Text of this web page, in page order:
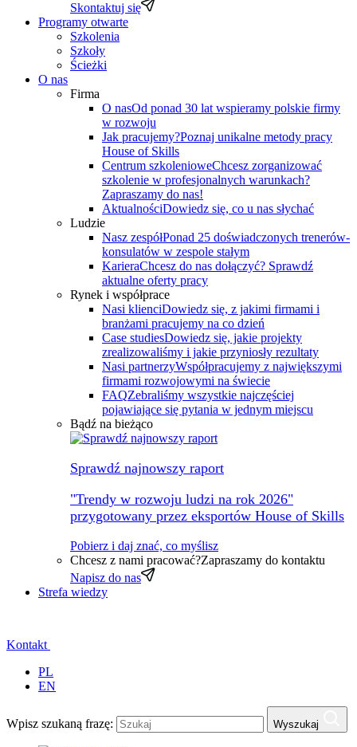
Skontaktuj się
Programy otwarte
Szkolenia
Szkoły
Ścieżki
O nas
Firma
O nasOd ponad 30 lat wspieramy polskie firmy
w rozwoju
Jak pracujemy?Poznaj unikalne metody pracy
House of Skills
Centrum szkolenioweChcesz zorganizować
szkolenie w profesjonalnych warunkach?
Zapraszamy do nas!
AktualnościDowiedz się, co u nas słychać
Ludzie
Nasz zespółPonad 25 doświadczonych trenerów-
konsulatów w zespole stałym
KarieraChcesz do nas dołączyć? Sprawdź
aktualne oferty pracy
Rynek i współprace
Nasi klienciDowiedz się, z jakimi firmami i
branżami pracujemy na co dzień
Case studiesDowiedz się, jakie projekty
zrealizowaliśmy i jakie przyniosły rezultaty
Nasi partnerzyWspółpracujemy z największymi
firmami rozwojowymi na świecie
FAQZebraliśmy wszystkie najczęściej
pojawiające się pytania w jednym miejscu
Bądź na bieżąco
Sprawdź najnowszy raport
"Trendy w rozwoju ludzi na rok 2026"
przygotowany przez eksportów House of Skills
Pobierz i daj znać, co myślisz
Chcesz z nami pracować?Zapraszamy do kontaktu
Napisz do nas
Strefa wiedzy
Kontakt
PL
EN
Wpisz szukaną frazę: Wyszukaj